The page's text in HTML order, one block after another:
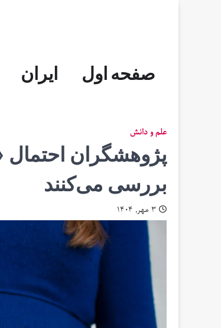
صفحه اول ایران
علم و دانش
پژوهشگران احتمال
بررسی می‌کنند
۳ مهر, ۱۴۰۴